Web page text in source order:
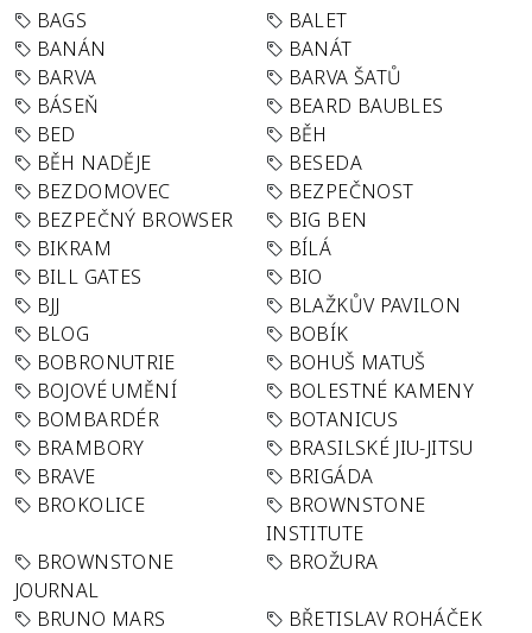
BAGS
BALET
BANÁN
BANÁT
BARVA
BARVA ŠATŮ
BÁSEŇ
BEARD BAUBLES
BED
BĚH
BĚH NADĚJE
BESEDA
BEZDOMOVEC
BEZPEČNOST
BEZPEČNÝ BROWSER
BIG BEN
BIKRAM
BÍLÁ
BILL GATES
BIO
BJJ
BLAŽKŮV PAVILON
BLOG
BOBÍK
BOBRONUTRIE
BOHUŠ MATUŠ
BOJOVÉ UMĚNÍ
BOLESTNÉ KAMENY
BOMBARDÉR
BOTANICUS
BRAMBORY
BRASILSKÉ JIU-JITSU
BRAVE
BRIGÁDA
BROKOLICE
BROWNSTONE
INSTITUTE
BROWNSTONE
JOURNAL
BROŽURA
BRUNO MARS
BŘETISLAV ROHÁČEK